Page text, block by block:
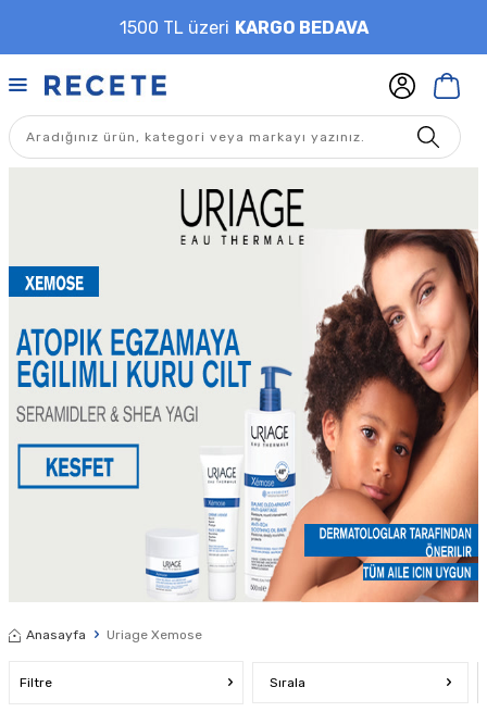
1500 TL üzeri KARGO BEDAVA
Anasayfa Uriage Xemose
Filtre Sırala